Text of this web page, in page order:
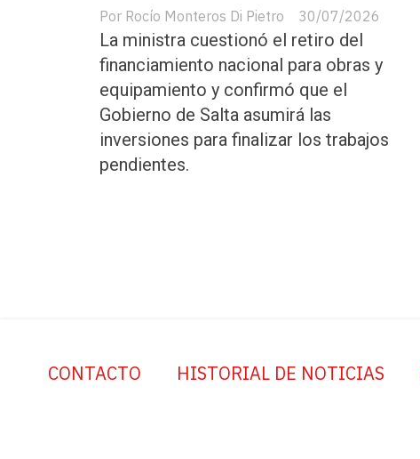
Rocío Monteros Di Pietro 30/07/2026
La ministra cuestionó el retiro del
financiamiento nacional para obras y
equipamiento y confirmó que el
Gobierno de Salta asumirá las
inversiones para finalizar los trabajos
pendientes.
CONTACTO HISTORIAL DE NOTICIAS